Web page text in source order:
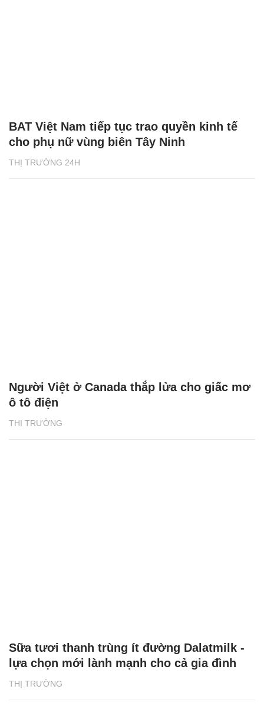
THỊ TRƯỜNG 24H
BAT Việt Nam tiếp tục trao quyền kinh tế
cho phụ nữ vùng biên Tây Ninh
THỊ TRƯỜNG
Người Việt ở Canada thắp lửa cho giấc mơ
ô tô điện
THỊ TRƯỜNG
Sữa tươi thanh trùng ít đường Dalatmilk -
lựa chọn mới lành mạnh cho cả gia đình